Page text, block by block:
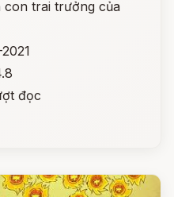
con trai trưởng của
đọc